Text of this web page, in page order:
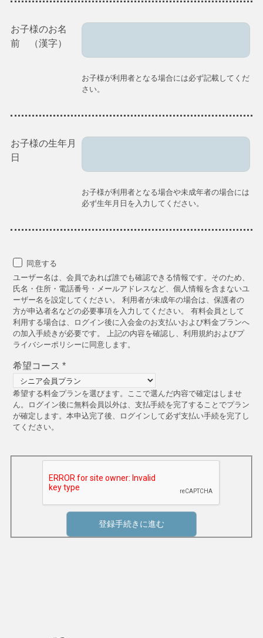
お子様のお名
前 （漢字）
お子様が利用者となる場合には必ず記載してくだ
さい。
お子様の生年月
日
お子様が利用者となる場合や未成年者の場合には
必ず生年月日を入力してください。
同意する
ユーザー名は、会員であれば誰でも確認できる情報です。そのため、
氏名・住所・電話番号・メールアドレスなど、個人情報を含まないユ
ーザー名を設定してください。 利用者が未成年の場合は、保護者の
方が申込者名などの必要事項を入力してください。 有料会員として
利用する場合は、ログイン後に入会金のお支払いおよび料金プランへ
の加入手続きが必要です。 上記の内容を確認し、利用規約およびプ
ライバシーポリシーに同意します。
希望コース*
希望する料金プランを選びます。ここで選んだ内容で確定はしませ
ん。ログイン後に無料会員以外は、支払手続を完了することでプラン
が確定します。本申込完了後、ログインして必ず支払い手続を完了し
てください。